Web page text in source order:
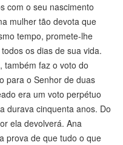
com o seu nascimento
mulher tão devota que
tempo, promete-lhe
os dias de sua vida.
também faz o voto do
para o Senhor de duas
era um voto perpétuo
durava cinquenta anos. Do
ela devolverá. Ana
prova de que tudo o que